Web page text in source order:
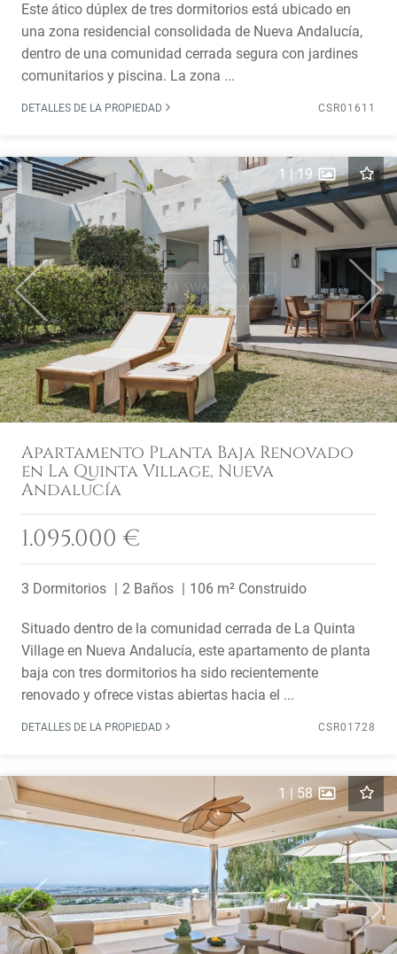
Este ático dúplex de tres dormitorios está ubicado en
una zona residencial consolidada de Nueva Andalucía,
dentro de una comunidad cerrada segura con jardines
comunitarios y piscina. La zona ...
DETALLES DE LA PROPIEDAD CSR01611
Previous Next
1 | 19
Apartamento Planta Baja Renovado
en La Quinta Village, Nueva
Andalucía
1.095.000 €
3 Dormitorios 2 Baños 106 m² Construido
Situado dentro de la comunidad cerrada de La Quinta
Village en Nueva Andalucía, este apartamento de planta
baja con tres dormitorios ha sido recientemente
renovado y ofrece vistas abiertas hacia el ...
DETALLES DE LA PROPIEDAD CSR01728
Previous Next
1 | 58